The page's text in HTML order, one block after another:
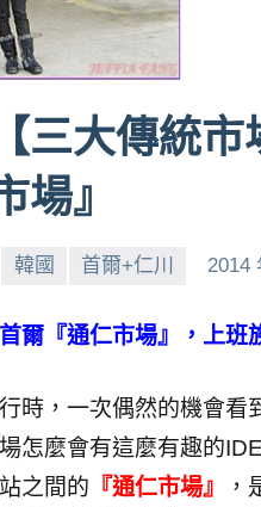
三大傳統市
場』
韓國 首爾+仁川 2014
爾『通仁市場』，上班
時，一次偶然的機會看
怎麼會有這麼有趣的
之間的 『通仁市場』
，